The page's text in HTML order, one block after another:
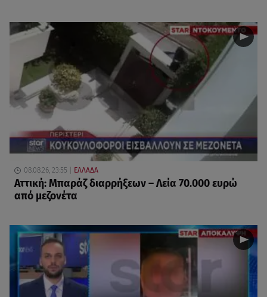
08.08.26, 23:55 ΕΛΛΑΔΑ
Αττική: Μπαράζ διαρρήξεων – Λεία 70.000 ευρώ
από μεζονέτα